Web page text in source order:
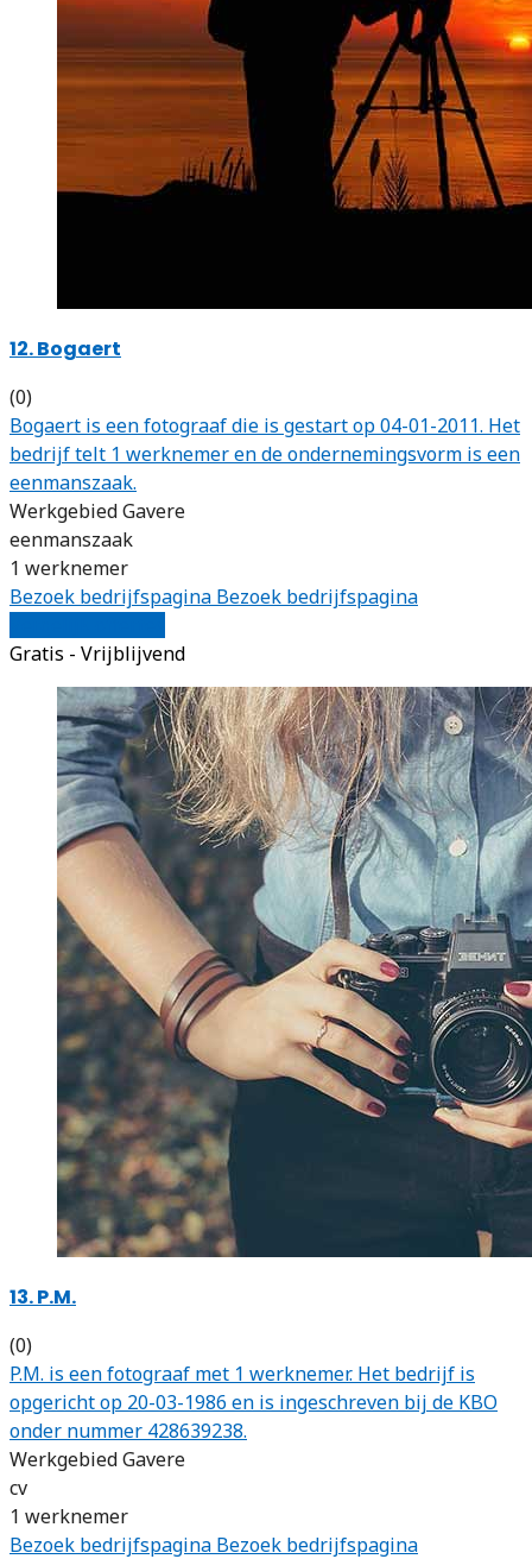
12. Bogaert
(0)
Bogaert is een fotograaf die is gestart op 04-01-2011. Het
bedrijf telt 1 werknemer en de ondernemingsvorm is een
eenmanszaak.
Werkgebied Gavere
eenmanszaak
1 werknemer
Bezoek bedrijfspagina Bezoek bedrijfspagina
Gratis - Vrijblijvend
13. P.M.
(0)
P.M. is een fotograaf met 1 werknemer. Het bedrijf is
opgericht op 20-03-1986 en is ingeschreven bij de KBO
onder nummer 428639238.
Werkgebied Gavere
cv
1 werknemer
Bezoek bedrijfspagina Bezoek bedrijfspagina